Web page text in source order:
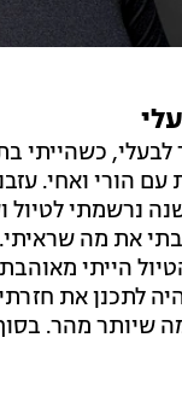
עם הורי ואחי.
נרשמתי לטיול
את מה
הייתי
לתכנן את
שיותר מהר.